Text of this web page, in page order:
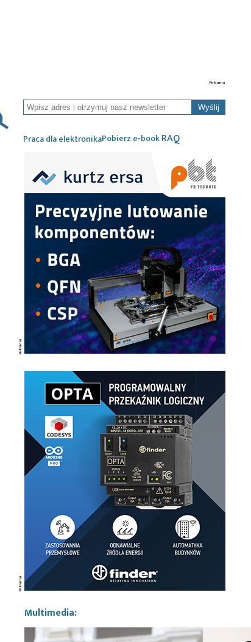
Wyślij
Praca dla elektronikaPobierz e-bookRAQ
Multimedia: